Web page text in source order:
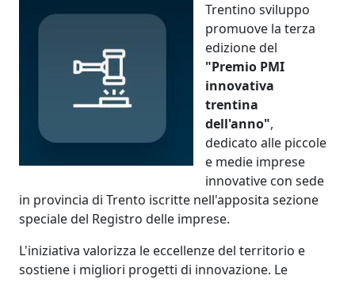
Trentino sviluppo
promuove la terza
edizione del
"Premio PMI
innovativa
trentina
dell'anno",
dedicato alle piccole
e medie imprese
innovative con sede
in provincia di Trento iscritte nell'apposita sezione
speciale del Registro delle imprese.
L'iniziativa valorizza le eccellenze del territorio e
sostiene i migliori progetti di innovazione. Le